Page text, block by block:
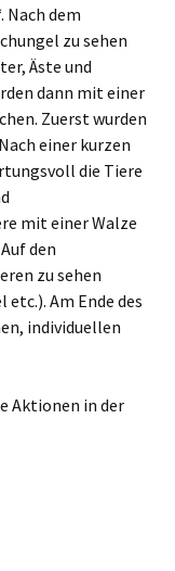
Nach dem
zu sehen
Äste und
dann mit einer
Zuerst wurden
einer kurzen
die Tiere
mit einer Walze
den
zu sehen
Am Ende des
individuellen
Aktionen in der